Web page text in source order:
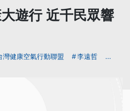
遊行 近千民眾響
灣健康空氣行動聯盟 李遠哲 ...